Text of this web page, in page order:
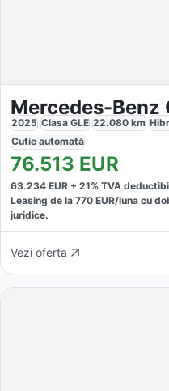
Mercedes-Benz
2025 Clasa GLE 22.080 km
Cutie automată
76.513 EUR
63.234 EUR + 21% TVA
Leasing de la 770 EUR/luna cu
juridice.
Vezi oferta